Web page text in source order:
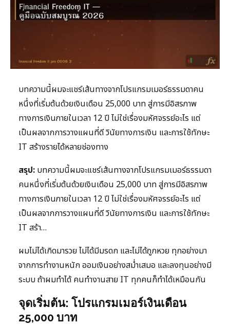
บทความนี้ผมจะแชร์เส้นทางจากโปรแกรมเมอร์ธรรมดาคน
หนึ่งที่เริ่มต้นด้วยเงินเดือน 25,000 บาท สู่การมีอิสรภาพ
ทางการเงินภายในเวลา 12 ปี ไม่ใช่เรื่องมหัศจรรย์อะไร แต่
เป็นผลจากการวางแผนที่ดี วินัยทางการเงิน และการใช้ทักษะ
IT สร้างรายได้หลายช่องทาง
สรุป: บทความนี้ผมจะแชร์เส้นทางจากโปรแกรมเมอร์ธรรมดา
คนหนึ่งที่เริ่มต้นด้วยเงินเดือน 25,000 บาท สู่การมีอิสรภาพ
ทางการเงินภายในเวลา 12 ปี ไม่ใช่เรื่องมหัศจรรย์อะไร แต่
เป็นผลจากการวางแผนที่ดี วินัยทางการเงิน และการใช้ทักษะ
IT สร้า…
ผมไม่ได้เกิดมารวย ไม่ได้มีมรดก และไม่ได้ถูกหวย ทุกอย่างมา
จากการทำงานหนัก ออมเงินอย่างสม่ำเสมอ และลงทุนอย่างมี
ระบบ ถ้าผมทำได้ คนทำงานสาย IT ทุกคนก็ทำได้เหมือนกัน
จุดเริ่มต้น: โปรแกรมเมอร์เงินเดือน
25,000 บาท